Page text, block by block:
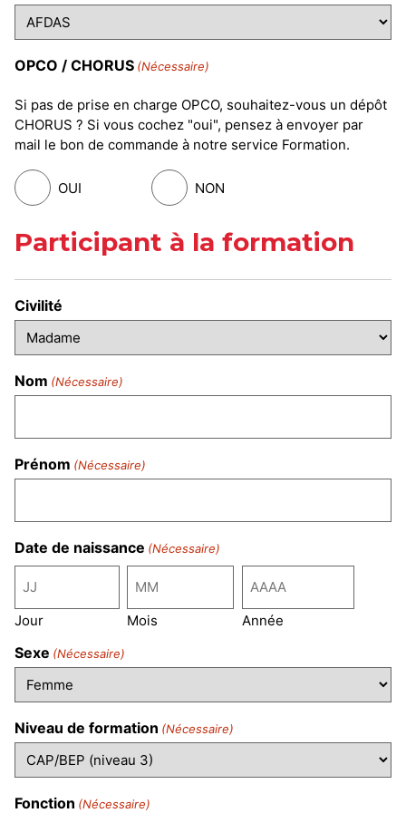
OPCO / CHORUS (Nécessaire)
Si pas de prise en charge OPCO, souhaitez-vous un dépôt
CHORUS ? Si vous cochez "oui", pensez à envoyer par
mail le bon de commande à notre service Formation.
OUI NON
Participant à la formation
Civilité
Nom (Nécessaire)
Prénom (Nécessaire)
Date de naissance (Nécessaire)
Jour Mois Année
Sexe (Nécessaire)
Niveau de formation (Nécessaire)
Fonction (Nécessaire)